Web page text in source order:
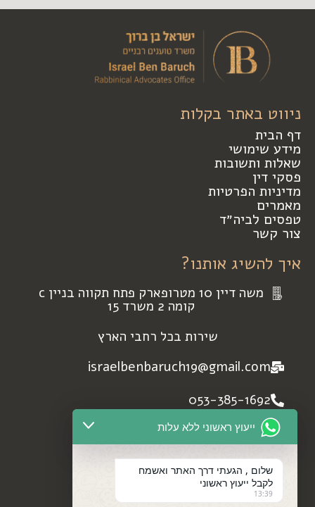
ניווט באתר בקלות
דף הבית
מידע שימושי
שאלות ותשובות
פסקי דין
מדיניות הפרטיות
מאמרים
טפסים לביה״ד
צור קשר
איך להשיג אותנו?
משה דיין 10 מטרופארק פתח תקווה בניין c
קומה 2 משרד 15
שירות בכל רחבי הארץ
israelbenbaruch19@gmail.com
053-385-1692
972+533851692
profile facebook
ייעוץ ראשוני ללא עלות
שלום , הגעתי דרך האתר ואשמח
לקבל ייעוץ ראשוני
13:39